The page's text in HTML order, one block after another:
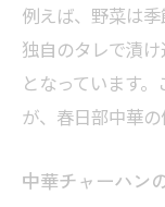
例えば、野菜は
独自のタレで漬
となっています
が、春日部中華の
中華チャーハン